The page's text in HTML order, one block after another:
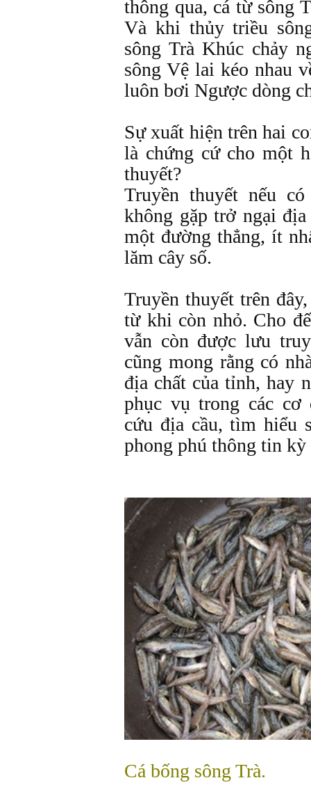
thông qua, cá từ sông
Và khi thủy triều
sông Trà Khúc chảy
sông Vệ lai kéo nhau
luôn bơi Ngược dòng
Sự xuất hiện trên hai
là chứng cứ cho một
thuyết?
Truyền thuyết nếu
không gặp trở ngại
một đường thẳng, ít
lăm cây số.
Truyền thuyết trên
từ khi còn nhỏ. Cho
vẫn còn được lưu
cũng mong rằng có
địa chất của tỉnh, hay
phục vụ trong các cơ
cứu địa cầu, tìm hiểu
phong phú thông tin
Cá bống sông Trà.